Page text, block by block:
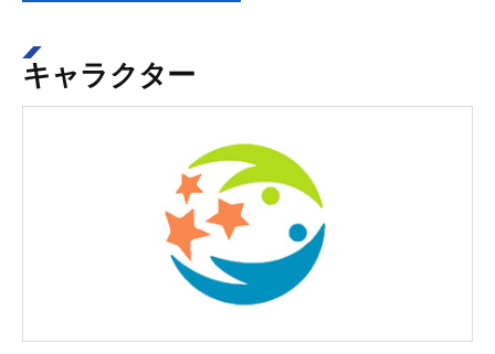
キャラクター